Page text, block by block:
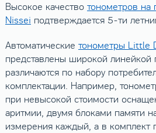
Высокое качество тонометров
Nissei подтверждается 5-ти
Автоматические тонометры Little
представлены широкой линейкой
различаются по набору
комплектации. Например,
при невысокой стоимости
аритмии, двумя блоками памяти
измерения каждый, а в комплект